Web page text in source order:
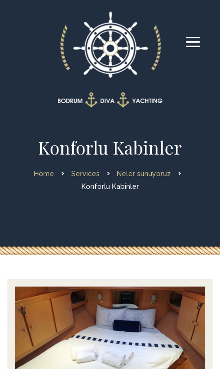
Konforlu Kabinler
Home Services
Neler sunuyoruz
Konforlu Kabinler